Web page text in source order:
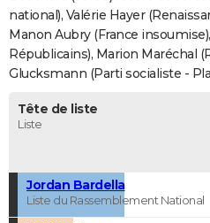
FORUM
Bricolage
Lifestyle
Culture
SportAuto
Television
Voyage
Cinema
national), Valérie Hayer
Manon Aubry (France
Républicains), Marion Maréchal
Glucksmann (Parti socialiste -
Tête de liste
Liste
Jordan Bardella
Liste du Rassemblement National